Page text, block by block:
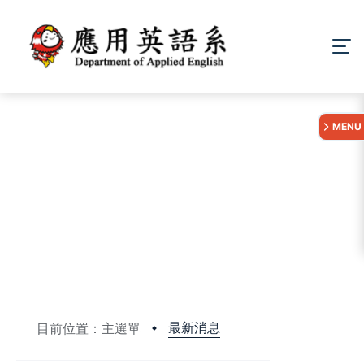
目前位置：主選單 最新消息
MENU